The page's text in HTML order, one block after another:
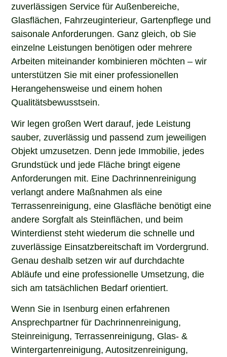
zuverlässigen Service für Außenbereiche,
Glasflächen, Fahrzeuginterieur, Gartenpflege und
saisonale Anforderungen. Ganz gleich, ob Sie
einzelne Leistungen benötigen oder mehrere
Arbeiten miteinander kombinieren möchten – wir
unterstützen Sie mit einer professionellen
Herangehensweise und einem hohen
Qualitätsbewusstsein.
Wir legen großen Wert darauf, jede Leistung
sauber, zuverlässig und passend zum jeweiligen
Objekt umzusetzen. Denn jede Immobilie, jedes
Grundstück und jede Fläche bringt eigene
Anforderungen mit. Eine Dachrinnenreinigung
verlangt andere Maßnahmen als eine
Terrassenreinigung, eine Glasfläche benötigt eine
andere Sorgfalt als Steinflächen, und beim
Winterdienst steht wiederum die schnelle und
zuverlässige Einsatzbereitschaft im Vordergrund.
Genau deshalb setzen wir auf durchdachte
Abläufe und eine professionelle Umsetzung, die
sich am tatsächlichen Bedarf orientiert.
Wenn Sie in Isenburg einen erfahrenen
Ansprechpartner für Dachrinnenreinigung,
Steinreinigung, Terrassenreinigung, Glas- &
Wintergartenreinigung, Autositzenreinigung,